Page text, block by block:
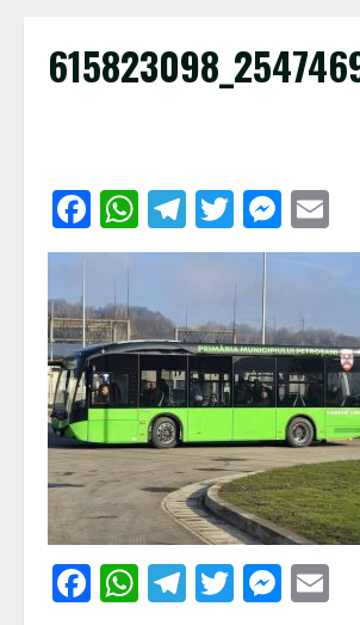
Facebook
WhatsApp
Telegram
Twitter
Facebook
WhatsApp
Telegram
Twitter